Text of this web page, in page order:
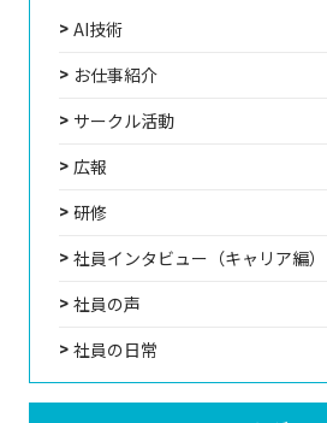
AI技術
お仕事紹介
サークル活動
広報
研修
社員インタビュー（キャリア編）
社員の声
社員の日常